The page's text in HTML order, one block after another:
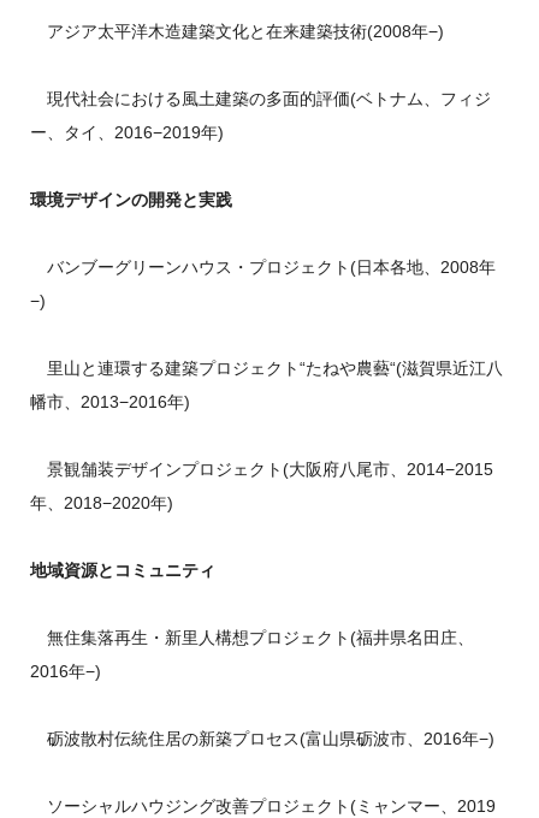
アジア太平洋木造建築文化と在来建築技術(2008年−)
現代社会における風土建築の多面的評価(ベトナム、フィジ
ー、タイ、2016−2019年)
環境デザインの開発と実践
バンブーグリーンハウス・プロジェクト(日本各地、2008年
−)
里山と連環する建築プロジェクト“たねや農藝“(滋賀県近江八
幡市、2013−2016年)
景観舗装デザインプロジェクト(大阪府八尾市、2014−2015
年、2018−2020年)
地域資源とコミュニティ
無住集落再生・新里人構想プロジェクト(福井県名田庄、
2016年−)
砺波散村伝統住居の新築プロセス(富山県砺波市、2016年−)
ソーシャルハウジング改善プロジェクト(ミャンマー、2019